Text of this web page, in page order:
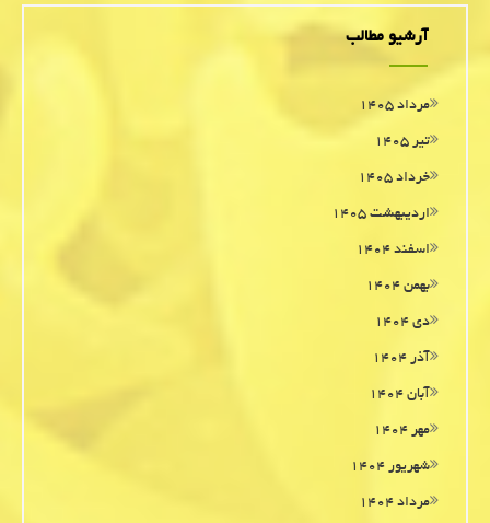
آرشیو مطالب
مرداد ۱۴۰۵
تیر ۱۴۰۵
خرداد ۱۴۰۵
اردیبهشت ۱۴۰۵
اسفند ۱۴۰۴
بهمن ۱۴۰۴
دی ۱۴۰۴
آذر ۱۴۰۴
آبان ۱۴۰۴
مهر ۱۴۰۴
شهریور ۱۴۰۴
مرداد ۱۴۰۴